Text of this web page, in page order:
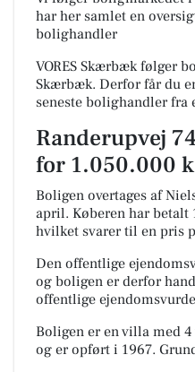
har her samlet en
bolighandler
VORES Skærbæk følger
Skærbæk. Derfor får du
seneste bolighandler fra
Randerupvej
for 1.050.000
Boligen overtages af
april. Køberen har betalt
hvilket svarer til en pris
Den offentlige
og boligen er derfor
offentlige
Boligen er en villa med
og er opført i 1967.